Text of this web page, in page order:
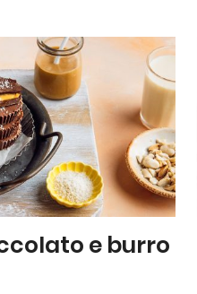
e burro